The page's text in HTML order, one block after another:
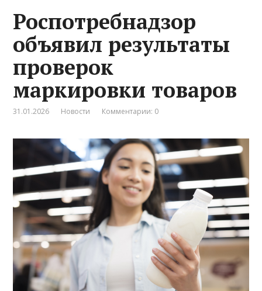
Роспотребнадзор
объявил результаты
проверок
маркировки товаров
31.01.2026 Новости Комментарии: 0